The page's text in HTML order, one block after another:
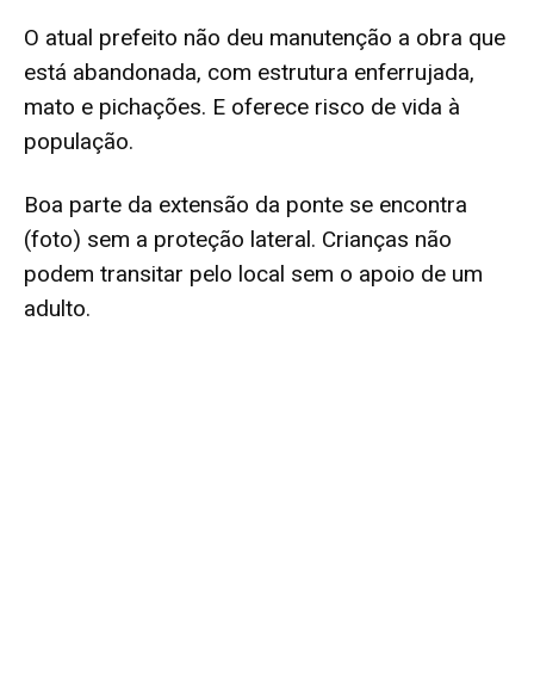
O atual prefeito não deu manutenção a obra que
está abandonada, com estrutura enferrujada,
mato e pichações. E oferece risco de vida à
população.
Boa parte da extensão da ponte se encontra
(foto) sem a proteção lateral. Crianças não
podem transitar pelo local sem o apoio de um
adulto.